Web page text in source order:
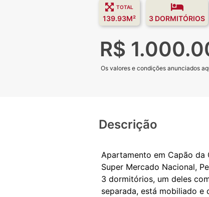
TOTAL
139.93M² 3 DORMITÓRIOS
R$
Os valores e condições anunciados
Descrição
Apartamento em Capão da
Super Mercado Nacional,
3 dormitórios, um deles
separada, está mobiliado